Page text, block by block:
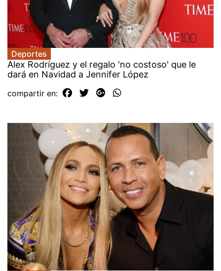
Deportes
Alex Rodríguez y el regalo 'no costoso' que le
dará en Navidad a Jennifer López
compartir en: